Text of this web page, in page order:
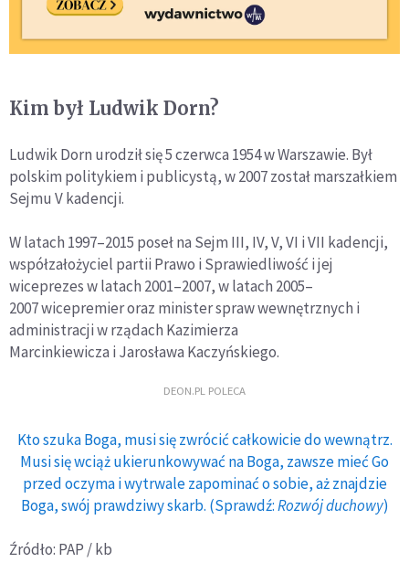
Kim był Ludwik Dorn?
Ludwik Dorn urodził się 5 czerwca 1954 w Warszawie. Był
polskim politykiem i publicystą, w 2007 został marszałkiem
Sejmu V kadencji.
W latach 1997–2015 poseł na Sejm III, IV, V, VI i VII kadencji,
współzałożyciel partii Prawo i Sprawiedliwość i jej
wiceprezes w latach 2001–2007, w latach 2005–
2007 wicepremier oraz minister spraw wewnętrznych i
administracji w rządach Kazimierza
Marcinkiewicza i Jarosława Kaczyńskiego.
DEON.PL POLECA
Kto szuka Boga, musi się zwrócić całkowicie do wewnątrz.
Musi się wciąż ukierunkowywać na Boga, zawsze mieć Go
przed oczyma i wytrwale zapominać o sobie, aż znajdzie
Boga, swój prawdziwy skarb. (Sprawdź:Rozwój duchowy)
Źródło: PAP / kb